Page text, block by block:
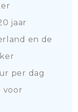
jaar
en de
per dag
voor